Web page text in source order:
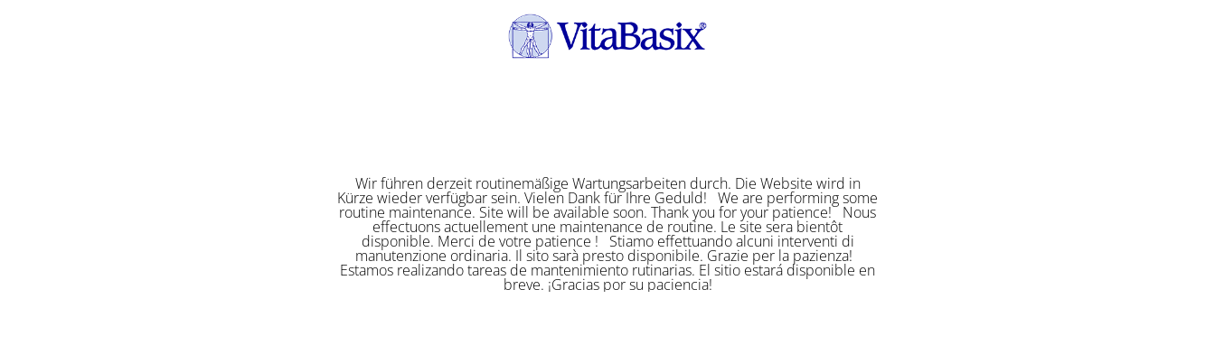
Wir führen derzeit routinemäßige Wartungsarbeiten durch. Die Website wird in
Kürze wieder verfügbar sein. Vielen Dank für Ihre Geduld! We are performing some
routine maintenance. Site will be available soon. Thank you for your patience! Nous
effectuons actuellement une maintenance de routine. Le site sera bientôt
disponible. Merci de votre patience ! Stiamo effettuando alcuni interventi di
manutenzione ordinaria. Il sito sarà presto disponibile. Grazie per la pazienza!
Estamos realizando tareas de mantenimiento rutinarias. El sitio estará disponible en
breve. ¡Gracias por su paciencia!